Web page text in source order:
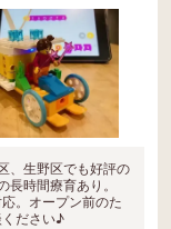
、生野区でも好評の
長時間療育あり。
。オープン前のた
ださい♪